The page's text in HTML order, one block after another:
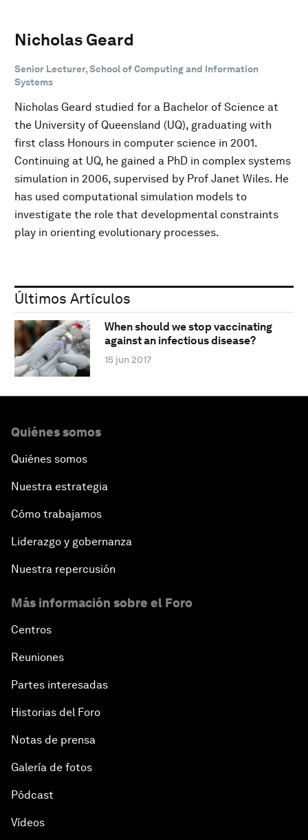
Nicholas Geard
Senior Lecturer, School of Computing and Information
Systems
Nicholas Geard studied for a Bachelor of Science at
the University of Queensland (UQ), graduating with
first class Honours in computer science in 2001.
Continuing at UQ, he gained a PhD in complex systems
simulation in 2006, supervised by Prof Janet Wiles. He
has used computational simulation models to
investigate the role that developmental constraints
play in orienting evolutionary processes.
Últimos Artículos
When should we stop vaccinating
against an infectious disease?
15 jun 2017
Quiénes somos
Quiénes somos
Nuestra estrategia
Cómo trabajamos
Liderazgo y gobernanza
Nuestra repercusión
Más información sobre el Foro
Centros
Reuniones
Partes interesadas
Historias del Foro
Notas de prensa
Galería de fotos
Pódcast
Vídeos